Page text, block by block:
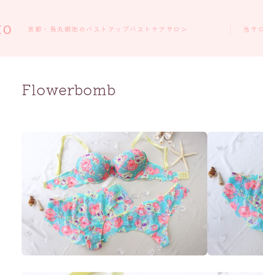
京都・烏丸御池のバストアップバストケアサロン 当サ
Flowerbomb